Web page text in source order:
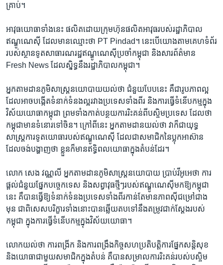
គ្រាប់។​
អាវុធ​យោធា​ទាំង​នេះ ​ផលិត​ដោយ​ក្រុមហ៊ុន​ផលិត​អាវុធ​របស់​រដ្ឋាភិបាល​
ឥណ្ឌូណេស៊ី​ ដែល​មាន​ឈ្មោះ​ថា​ PT Pindad។​ ​នេះ​បើ​យោង​តាម​គេហ​ទំព័រ​
របស់​ស្ថានទូត​សាធារណ​រដ្ឋ​ឥណ្ឌូណេស៊ី​ប្រចាំ​កម្ពុជា​ និង​សារ​ព័ត៌មាន ​
Fresh News ​ដែល​ស្និទ្ធ​នឹង​រដ្ឋាភិបាល​កម្ពុជា។​
អ្នក​តាម​ដាន​ភូមិ​សាស្ត្រ​នយោបាយ​យល់​ថា​ ជំនួយ​បែប​នេះ​ គឺ​ជា​រូប​ភាព​ល្អ​
ដែល​អាច​បង្កើត​ទំនាក់​ទំនង​ល្អ​រវាង​ប្រទេស​ទាំង​ពីរ​ និង​ការ​ធ្វើ​ទំនើប​កម្ម​ក្នុង​
វិស័យ​យោធា​កម្ពុជា​ ​ព្រម​ទាំង​កាត់​បន្ថយ​ការ​រិះ​គន់​ពី​បស្ចិម​ប្រទេស ​ដែល​ថា​
កម្ពុជា​មាន​ទំនោរ​ទៅ​ចិន។ ​ក្រៅ​ពី​នេះ ​អ្នក​តាម​ដាន​យល់​ថា ​វា​ក៏​ជា​យុទ្ធ​
សាស្ត្រ​ការទូត​យោធា​របស់​ឥណ្ឌូណេស៊ី​ ដែល​ជា​សមាជិក​នៃ​ប្លុក​អាស៊ាន​
ដែល​ចង់​បង្ហាញ​ថា ​ខ្លួន​ក៏​មាន​ឥទ្ធិពល​យោធា​ក្នុង​តំបន់​ដែរ។​
លោក ​សេង វណ្ណលី ​អ្នក​តាម​ដាន​ភូមិសាស្ត្រ​នយោបាយ ​ប្រាប់​វីអូអេ​ថា ​ការ​
ផ្តល់​ជំនួយ​ផ្នែក​បច្ចេក​ទេស ​និង​សព្វាវុធ​ថ្មីៗ​របស់​ឥណ្ឌូណេស៊ី​មក​ឱ្យ​កម្ពុជា​
នេះ ​គឺ​បាន​ធ្វើ​ឱ្យ​ទំនាក់​ទំនង​ប្រទេស​ទាំង​ពីរ​កាន់​តែ​មាន​ភាព​ស៊ី​ជម្រៅ​ជាង​
មុន​ ជាពិសេស​បរិក្ខារ​ទាំង​នោះ​បាន​ឆ្លើយ​តប​ទៅ​នឹង​តម្រូវ​ជាក់​ស្តែង​របស់​
កម្ពុជា ​ក្នុង​ការ​ធ្វើ​ទំនើប​កម្ម​ក្នុង​វិស័យ​យោធា។ ​
លោក​យល់​ថា ​ការ​ពង្រីក ​និង​ការ​ពង្រឹង​កិច្ច​សហ​ប្រតិបត្តិ​ការ​ផ្នែក​សន្តិ​សុខ ​
និង​យោធា​ជាមួយ​សមាជិក​ក្នុង​តំបន់ ​គឺ​បាន​សម្រាល​ការ​រិះគន់​របស់​បស្ចិម​